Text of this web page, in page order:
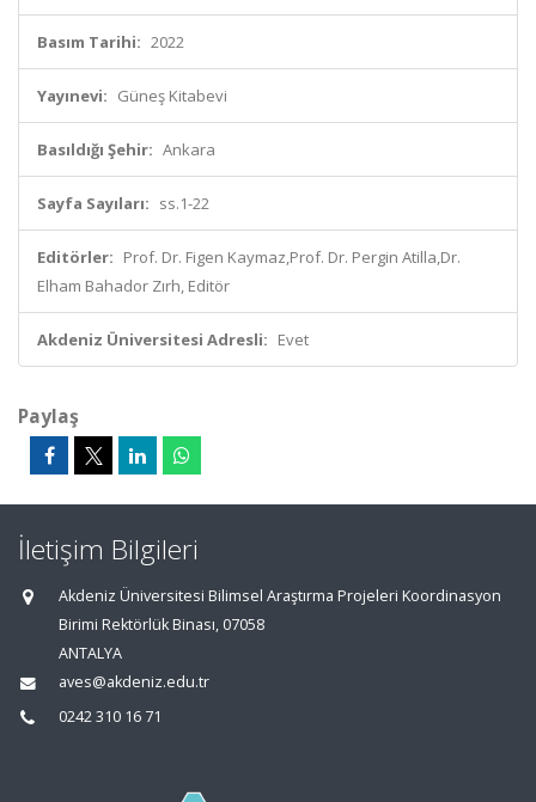
Basım Tarihi: 2022
Yayınevi: Güneş Kitabevi
Basıldığı Şehir: Ankara
Sayfa Sayıları: ss.1-22
Editörler: Prof. Dr. Figen Kaymaz,Prof. Dr. Pergin Atilla,Dr.
Elham Bahador Zırh, Editör
Akdeniz Üniversitesi Adresli: Evet
Paylaş
İletişim Bilgileri
Akdeniz Üniversitesi Bilimsel Araştırma Projeleri Koordinasyon
Birimi Rektörlük Binası, 07058
ANTALYA
aves@akdeniz.edu.tr
0242 310 16 71